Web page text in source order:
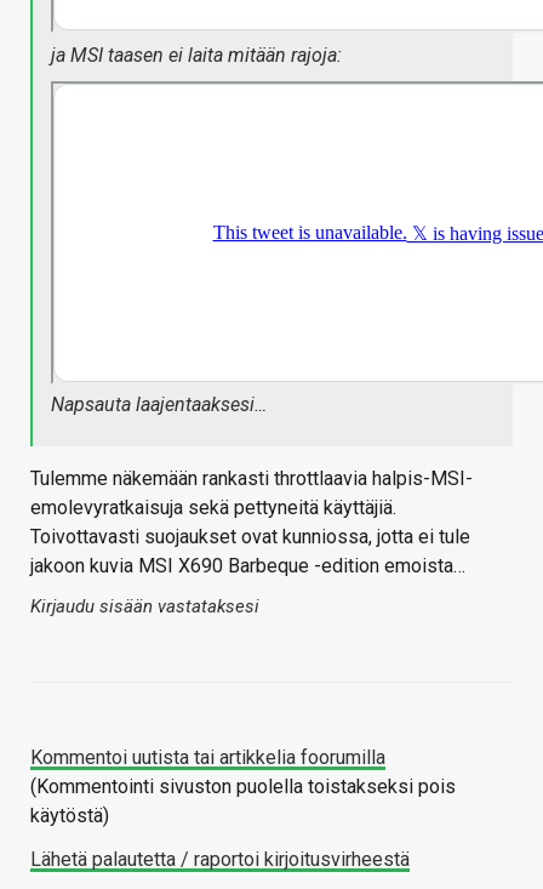
ja MSI taasen ei laita mitään rajoja:
Napsauta laajentaaksesi…
Tulemme näkemään rankasti throttlaavia halpis-MSI-
emolevyratkaisuja sekä pettyneitä käyttäjiä.
Toivottavasti suojaukset ovat kunniossa, jotta ei tule
jakoon kuvia MSI X690 Barbeque -edition emoista…
Kirjaudu sisään vastataksesi
Kommentoi uutista tai artikkelia foorumilla
(Kommentointi sivuston puolella toistakseksi pois
käytöstä)
Lähetä palautetta / raportoi kirjoitusvirheestä